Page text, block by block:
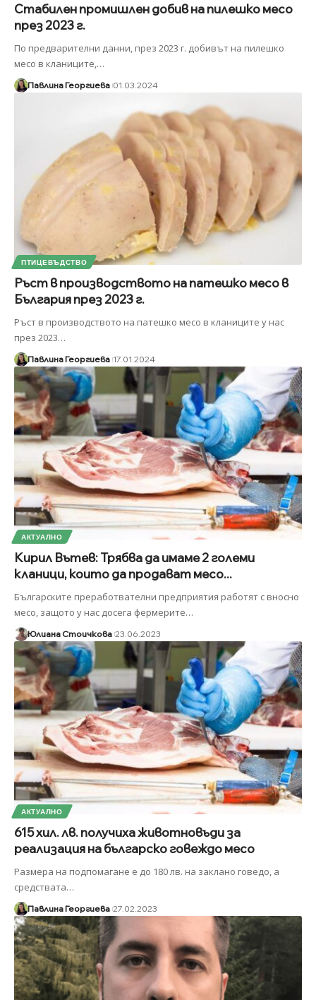
Стабилен промишлен добив на пилешко месо
през 2023 г.
По предварителни данни, през 2023 г. добивът на пилешко
месо в кланиците, …
Павлина Георгиева 01.03.2024
ПТИЦЕВЪДСТВО
Ръст в производството на патешко месо в
България през 2023 г.
Ръст в производството на патешко месо в кланиците у нас
през 2023…
Павлина Георгиева 17.01.2024
АКТУАЛНО
Кирил Вътев: Трябва да имаме 2 големи
кланици, които да продават месо...
Българските преработвателни предприятия работят с вносно
месо, защото у нас досега фермерите…
Юлиана Стоичкова 23.06.2023
АКТУАЛНО
615 хил. лв. получиха животновъди за
реализация на българско говеждо месо
Размера на подпомагане е до 180 лв. на заклано говедо, а
средствата…
Павлина Георгиева 27.02.2023